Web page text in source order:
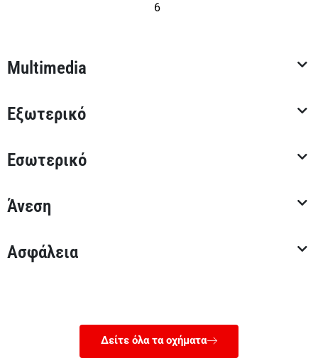
6
Multimedia
Εξωτερικό
Εσωτερικό
Άνεση
Ασφάλεια
Δείτε όλα τα οχήματα